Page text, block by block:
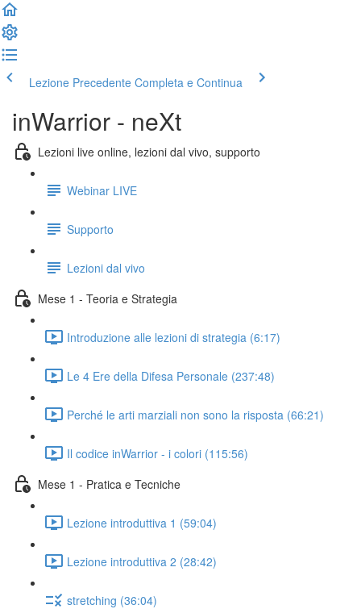
Lezione Precedente Completa e Continua
inWarrior - neXt
Lezioni live online, lezioni dal vivo, supporto
Webinar LIVE
Supporto
Lezioni dal vivo
Mese 1 - Teoria e Strategia
Introduzione alle lezioni di strategia (6:17)
Le 4 Ere della Difesa Personale (237:48)
Perché le arti marziali non sono la risposta (66:21)
Il codice inWarrior - i colori (115:56)
Mese 1 - Pratica e Tecniche
Lezione introduttiva 1 (59:04)
Lezione introduttiva 2 (28:42)
stretching (36:04)